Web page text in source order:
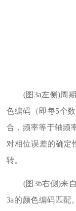
(图3a左侧)周期
色编码（即每5个数
合，频率等于轴频
对相位误差的确定
转。
(图3b右侧)来自
3a的颜色编码匹配